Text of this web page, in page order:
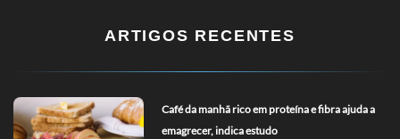
ARTIGOS RECENTES
Café da manhã rico em proteína e fibra ajuda a
emagrecer, indica estudo